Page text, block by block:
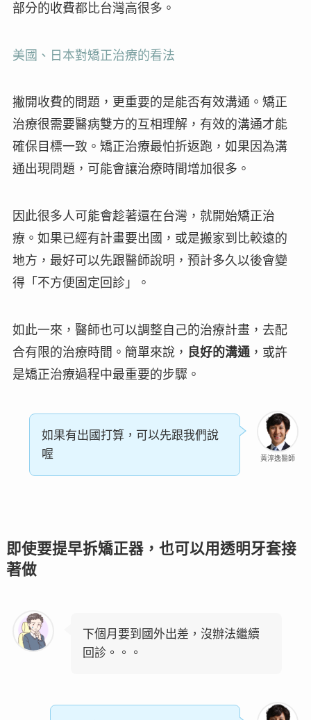
部分的收費都比台灣高很多 。
美國、日本對矯正治療的看法
撇開收費的問題，更重要的是能否有效溝通。矯正
治療很需要醫病雙方的互相理解， 有效的溝通才能
確保目標一致。矯正治療最怕折返跑，如果因為溝
通出現問題，可能會讓治療時間增加很多。
因此很多人可能會趁著還在台灣，就開始矯正治
療。如果已經有計畫要出國，或是搬家到比較遠的
地方，最好可以先跟醫師說明，預計多久以後會變
得「 不方便固定回診 」。
如此一來，醫師也可以調整自己的治療計畫，去配
合有限的治療時間。簡單來說， 良好的溝通，或許
是矯正治療過程中最重要的步驟。
黃淳逸醫師
如果有出國打算，可以先跟我們說
喔
即使要提早拆矯正器，也可以用透明牙套接
著做
下個月要到國外出差，沒辦法繼續
回診。。。